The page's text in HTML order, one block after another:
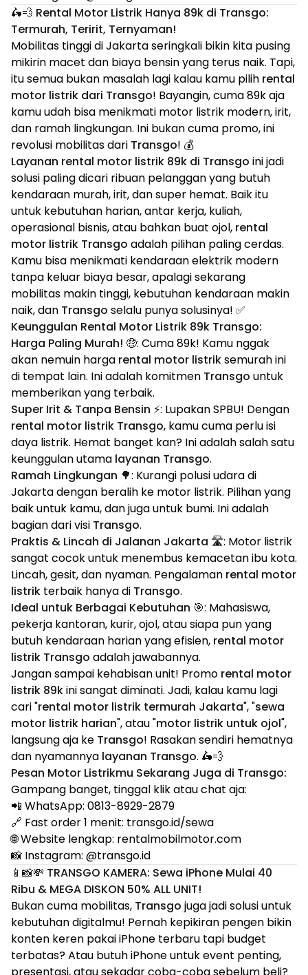
🛵💨 Rental Motor Listrik Hanya 89k di Transgo:
Termurah, Teririt, Ternyaman!
Mobilitas tinggi di Jakarta seringkali bikin kita pusing
mikirin macet dan biaya bensin yang terus naik. Tapi,
itu semua bukan masalah lagi kalau kamu pilih rental
motor listrik dari Transgo! Bayangin, cuma 89k aja
kamu udah bisa menikmati motor listrik modern, irit,
dan ramah lingkungan. Ini bukan cuma promo, ini
revolusi mobilitas dari Transgo! 💰
Layanan rental motor listrik 89k di Transgo ini jadi
solusi paling dicari ribuan pelanggan yang butuh
kendaraan murah, irit, dan super hemat. Baik itu
untuk kebutuhan harian, antar kerja, kuliah,
operasional bisnis, atau bahkan buat ojol, rental
motor listrik Transgo adalah pilihan paling cerdas.
Kamu bisa menikmati kendaraan elektrik modern
tanpa keluar biaya besar, apalagi sekarang
mobilitas makin tinggi, kebutuhan kendaraan makin
naik, dan Transgo selalu punya solusinya! ✅
Keunggulan Rental Motor Listrik 89k Transgo:
Harga Paling Murah! 🤑: Cuma 89k! Kamu nggak
akan nemuin harga rental motor listriksemurah ini
di tempat lain. Ini adalah komitmen Transgo untuk
memberikan yang terbaik.
Super Irit & Tanpa Bensin ⚡: Lupakan SPBU! Dengan
rental motor listrik Transgo, kamu cuma perlu isi
daya listrik. Hemat banget kan? Ini adalah salah satu
keunggulan utama layanan Transgo.
Ramah Lingkungan 🌳: Kurangi polusi udara di
Jakarta dengan beralih ke motor listrik. Pilihan yang
baik untuk kamu, dan juga untuk bumi. Ini adalah
bagian dari visi Transgo.
Praktis & Lincah di Jalanan Jakarta 🛣️: Motor listrik
sangat cocok untuk menembus kemacetan ibu kota.
Lincah, gesit, dan nyaman. Pengalaman rental motor
listrik terbaik hanya di Transgo.
Ideal untuk Berbagai Kebutuhan 🎯: Mahasiswa,
pekerja kantoran, kurir, ojol, atau siapa pun yang
butuh kendaraan harian yang efisien, rental motor
listrik Transgo adalah jawabannya.
Jangan sampai kehabisan unit! Promo rental motor
listrik 89kini sangat diminati. Jadi, kalau kamu lagi
cari "rental motor listrik termurah Jakarta", "sewa
motor listrik harian", atau "motor listrik untuk ojol",
langsung aja ke Transgo! Rasakan sendiri hematnya
dan nyamannya layanan Transgo. 🛵💨
Pesan Motor Listrikmu Sekarang Juga di Transgo:
Gampang banget, tinggal klik atau chat aja:
📲 WhatsApp: 0813-8929-2879
🔗 Fast order 1 menit: transgo.id/sewa
🌐 Website lengkap: rentalmobilmotor.com
📸 Instagram: @transgo.id
📱📸💸 TRANSGO KAMERA: Sewa iPhone Mulai 40
Ribu & MEGA DISKON 50% ALL UNIT!
Bukan cuma mobilitas, Transgo juga jadi solusi untuk
kebutuhan digitalmu! Pernah kepikiran pengen bikin
konten keren pakai iPhone terbaru tapi budget
terbatas? Atau butuh iPhone untuk event penting,